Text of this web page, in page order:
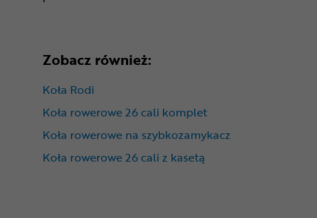
Zobacz również:
Koła Rodi
Koła rowerowe 26 cali komplet
Koła rowerowe na szybkozamykacz
Koła rowerowe 26 cali z kasetą